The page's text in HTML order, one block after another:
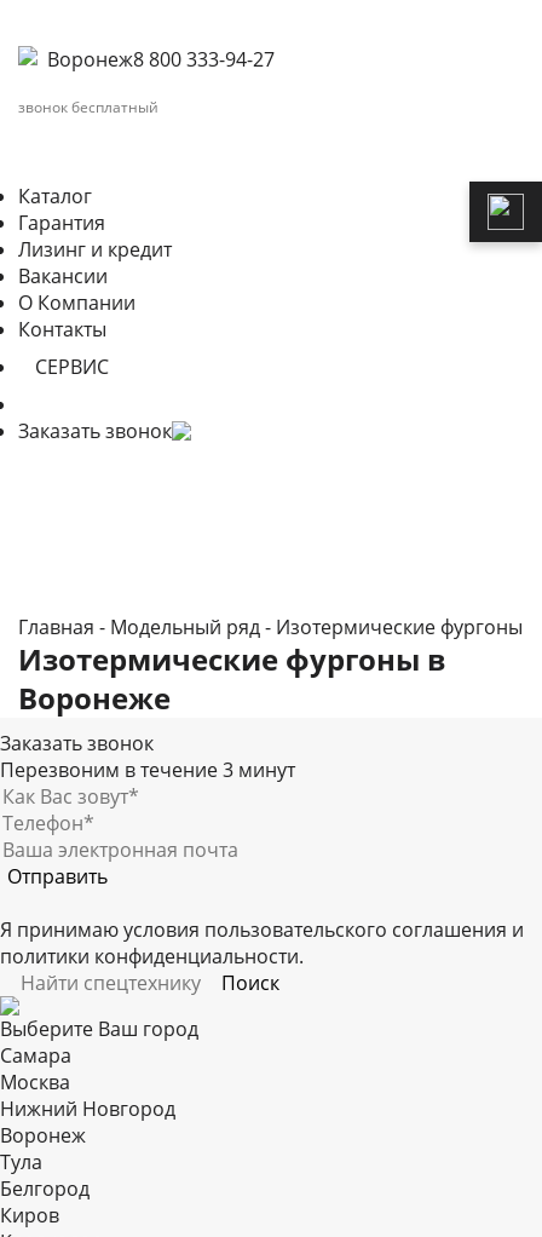
Воронеж8 800 333-94-27
звонок бесплатный
Каталог
Гарантия
Лизинг и кредит
Вакансии
О Компании
Контакты
СЕРВИС
Заказать звонок
Главная - Модельный ряд- Изотермические фургоны
Изотермические фургоны в
Воронеже
Заказать звонок
Перезвоним в течение 3 минут
Я принимаю условия пользовательского соглашения и
политики конфиденциальности.
Выберите Ваш город
Самара
Москва
Нижний Новгород
Воронеж
Тула
Белгород
Киров